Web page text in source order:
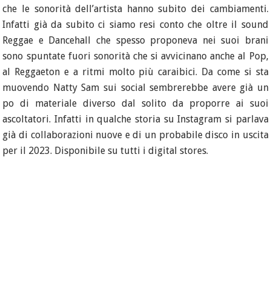
che le sonorità dell’artista hanno subito dei cambiamenti.
Infatti già da subito ci siamo resi conto che oltre il sound
Reggae e Dancehall che spesso proponeva nei suoi brani
sono spuntate fuori sonorità che si avvicinano anche al Pop,
al Reggaeton e a ritmi molto più caraibici. Da come si sta
muovendo Natty Sam sui social sembrerebbe avere già un
po di materiale diverso dal solito da proporre ai suoi
ascoltatori. Infatti in qualche storia su Instagram si parlava
già di collaborazioni nuove e di un probabile disco in uscita
per il 2023. Disponibile su tutti i digital stores.